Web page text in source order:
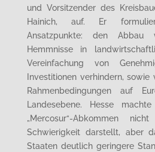
und Vorsitzender des
Hainich, auf. Er
Ansatzpunkte: den Abbau
Hemmnisse in
Vereinfachung von
Investitionen verhindern, sowie
Rahmenbedingungen auf
Landesebene. Hesse
„Mercosur“-Abkommen
Schwierigkeit darstellt, aber
Staaten deutlich geringere